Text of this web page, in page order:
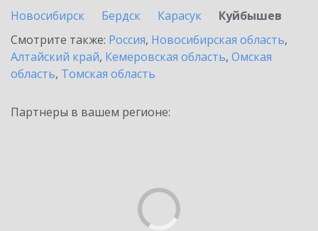
Новосибирск
Бердск Карасук
Куйбышев
Смотрите также: Россия, Новосибирская область,
Алтайский край, Кемеровская область, Омская
область, Томская область
Партнеры в вашем регионе: